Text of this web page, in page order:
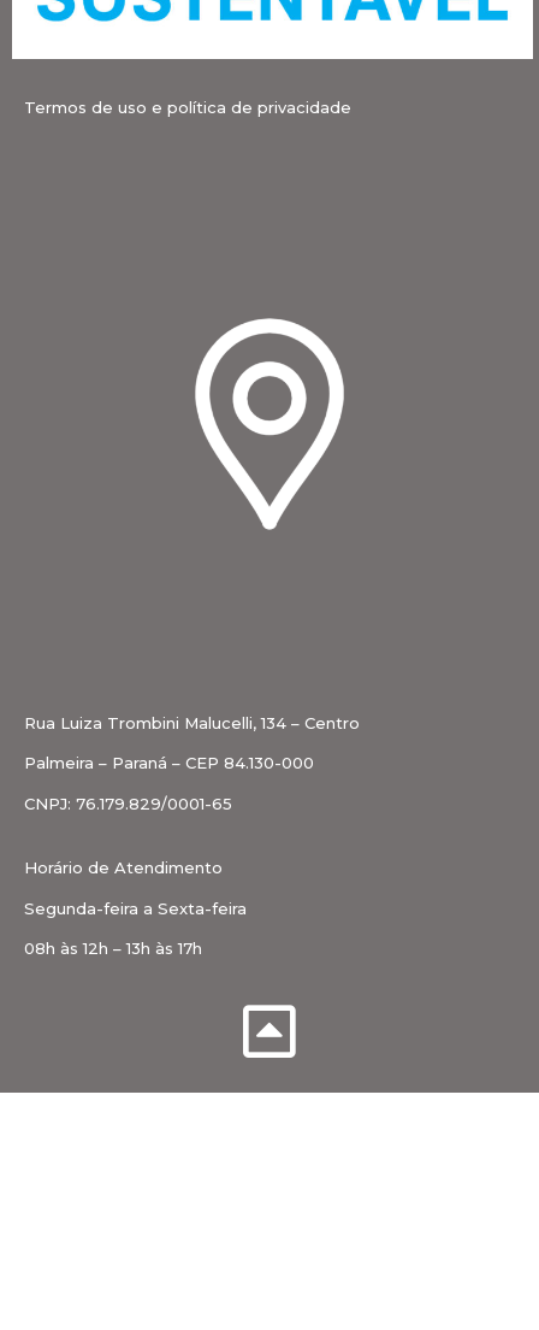
Termos de uso e política de privacidade
Rua Luiza Trombini Malucelli, 134 – Centro
Palmeira – Paraná – CEP 84.130-000
CNPJ: 76.179.829/0001-65
Horário de Atendimento
Segunda-feira a Sexta-feira
08h às 12h – 13h às 17h